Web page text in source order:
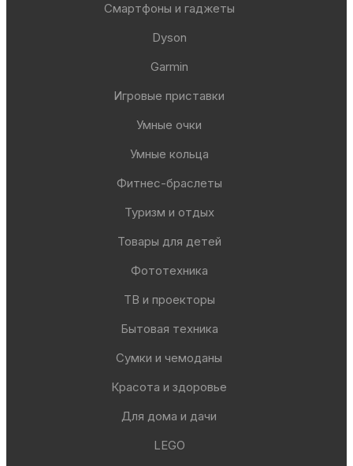
Смартфоны и гаджеты
Dyson
Garmin
Игровые приставки
Умные очки
Умные кольца
Фитнес-браслеты
Туризм и отдых
Товары для детей
Фототехника
ТВ и проекторы
Бытовая техника
Сумки и чемоданы
Красота и здоровье
Для дома и дачи
LEGO